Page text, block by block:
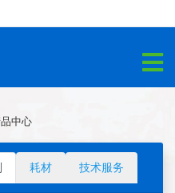
中心
耗材 技术服务